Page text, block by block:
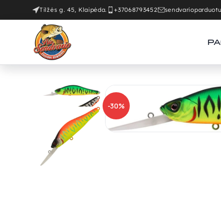
Tilžės g. 45, Klaipėda. +37068793452
-30%